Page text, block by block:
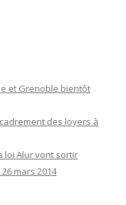
et Grenoble bientôt
des loyers à
loi Alur vont sortir
mars 2014